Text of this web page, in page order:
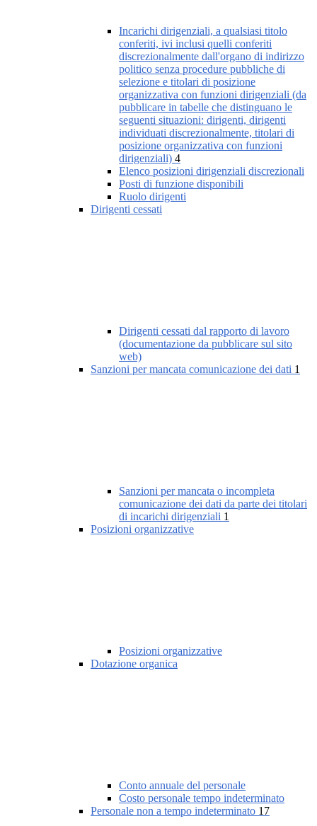
Incarichi dirigenziali, a qualsiasi titolo
conferiti, ivi inclusi quelli conferiti
discrezionalmente dall'organo di indirizzo
politico senza procedure pubbliche di
selezione e titolari di posizione
organizzativa con funzioni dirigenziali (da
pubblicare in tabelle che distinguano le
seguenti situazioni: dirigenti, dirigenti
individuati discrezionalmente, titolari di
posizione organizzativa con funzioni
dirigenziali) 4
Elenco posizioni dirigenziali discrezionali
Posti di funzione disponibili
Ruolo dirigenti
Dirigenti cessati
Dirigenti cessati dal rapporto di lavoro
(documentazione da pubblicare sul sito
web)
Sanzioni per mancata comunicazione dei dati 1
Sanzioni per mancata o incompleta
comunicazione dei dati da parte dei titolari
di incarichi dirigenziali 1
Posizioni organizzative
Posizioni organizzative
Dotazione organica
Conto annuale del personale
Costo personale tempo indeterminato
Personale non a tempo indeterminato 17